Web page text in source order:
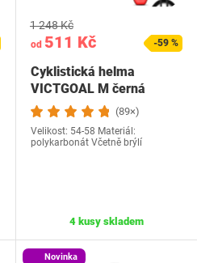
od 511 Kč
1 248 Kč
-59 %
Cyklistická helma
VICTGOAL M černá
(89×)
Velikost: 54-58 Materiál:
polykarbonát Včetně brýlí
4 kusy skladem
Novinka